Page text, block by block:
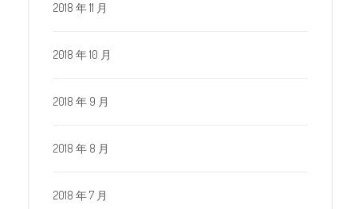
2018 年 11 月
2018 年 10 月
2018 年 9 月
2018 年 8 月
2018 年 7 月